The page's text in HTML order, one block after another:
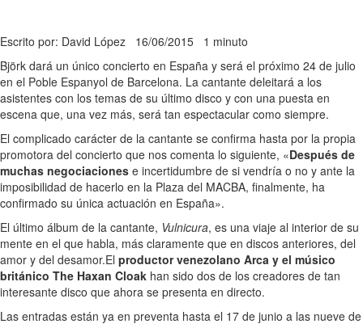
Escrito por: David López 16/06/2015 1 minuto
Björk dará un único concierto en España y será el próximo 24 de julio
en el Poble Espanyol de Barcelona. La cantante deleitará a los
asistentes con los temas de su último disco y con una puesta en
escena que, una vez más, será tan espectacular como siempre.
El complicado carácter de la cantante se confirma hasta por la propia
promotora del concierto que nos comenta lo siguiente, «Después de
muchas negociaciones e incertidumbre de si vendría o no y ante la
imposibilidad de hacerlo en la Plaza del MACBA, finalmente, ha
confirmado su única actuación en España».
El último álbum de la cantante, Vulnicura, es una viaje al interior de su
mente en el que habla, más claramente que en discos anteriores, del
amor y del desamor.El productor venezolano Arca y el músico
británico The Haxan Cloak han sido dos de los creadores de tan
interesante disco que ahora se presenta en directo.
Las entradas están ya en preventa hasta el 17 de junio a las nueve de